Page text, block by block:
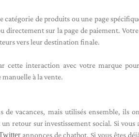
de produits ou une page
directement sur la page de paiement.
vers leur destination finale.
cette interaction avec votre marque
à la vente.
de vacances, mais utilisés ensemble, ils
retour sur investissement social. Si vous
annonces de chatbot. Si vous êtes